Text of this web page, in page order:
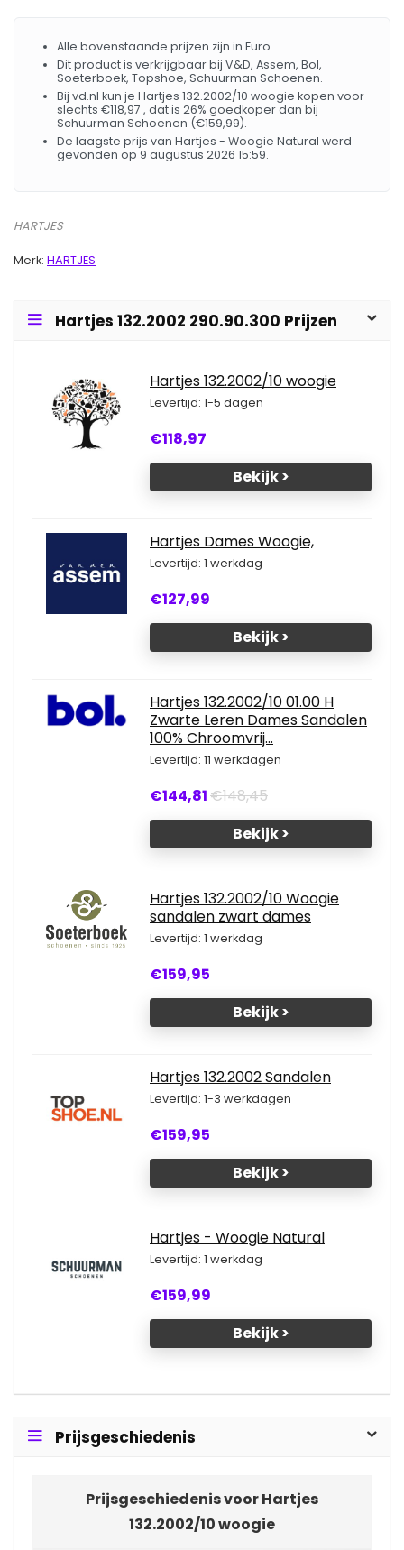
Alle bovenstaande prijzen zijn in Euro.
Dit product is verkrijgbaar bij V&D, Assem, Bol,
Soeterboek, Topshoe, Schuurman Schoenen.
Bij vd.nl kun je Hartjes 132.2002/10 woogie kopen voor
slechts €118,97 , dat is 26% goedkoper dan bij
Schuurman Schoenen (€159,99).
De laagste prijs van Hartjes - Woogie Natural werd
gevonden op 9 augustus 2026 15:59.
HARTJES
Merk: HARTJES
Hartjes 132.2002 290.90.300 Prijzen
Hartjes 132.2002/10 woogie
Levertijd: 1-5 dagen
€118,97
Bekijk >
Hartjes Dames Woogie,
Levertijd: 1 werkdag
€127,99
Bekijk >
Hartjes 132.2002/10 01.00 H
Zwarte Leren Dames Sandalen
100% Chroomvrij...
Levertijd: 11 werkdagen
€144,81€148,45
Bekijk >
Hartjes 132.2002/10 Woogie
sandalen zwart dames
Levertijd: 1 werkdag
€159,95
Bekijk >
Hartjes 132.2002 Sandalen
Levertijd: 1-3 werkdagen
€159,95
Bekijk >
Hartjes - Woogie Natural
Levertijd: 1 werkdag
€159,99
Bekijk >
Prijsgeschiedenis
Prijsgeschiedenis voor Hartjes
132.2002/10 woogie